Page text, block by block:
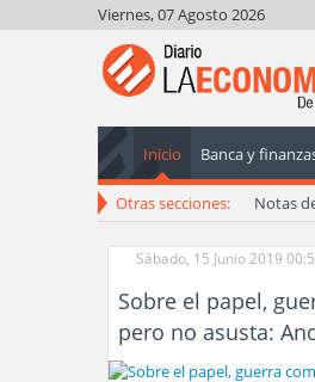
Viernes, 07 Agosto 2026
Inicio Banca y
Otras secciones: Notas
Sábado, 15 Junio 2019
Sobre el papel,
pero no asusta: